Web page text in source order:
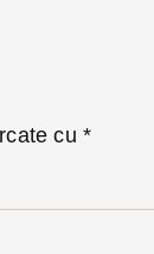
cu *